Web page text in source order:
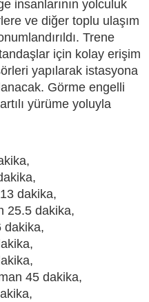
insanlarının yolculuk
ve diğer toplu ulaşım
Trene
için kolay erişim
yapılarak istasyona
Görme engelli
yürüme yoluyla
dakika,
25.5 dakika,
dakika,
45 dakika,